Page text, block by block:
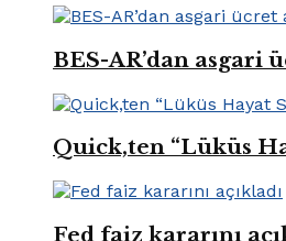
BES-AR’dan asgari
Quick,ten “Lüküs
Fed faiz kararını